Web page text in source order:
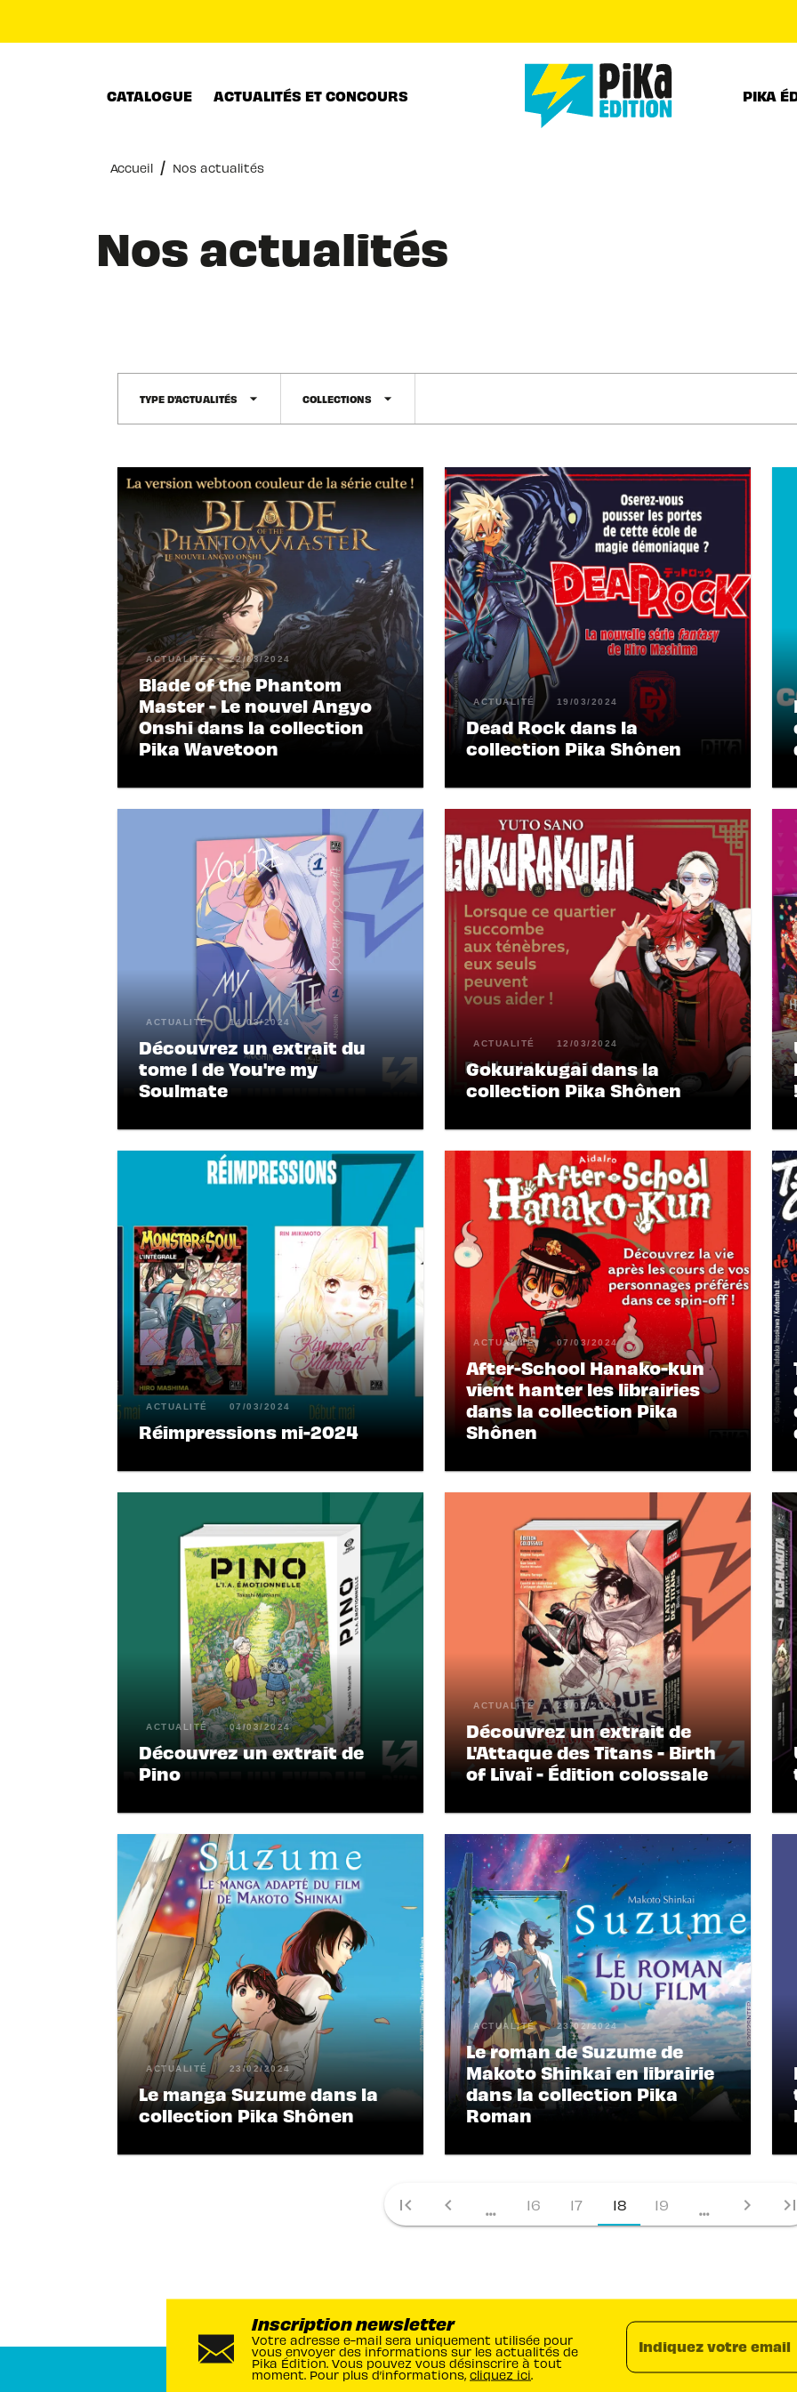
CATALOGUE ACTUALITÉS ET CONCOURS PIKA
Accueil / Nos actualités
Nos actualités
TYPE D'ACTUALITÉS arrow_drop_down COLLECTIONS arrow_drop_down
ACTUALITÉ 22/03/2024
Blade of the Phantom
Master - Le nouvel Angyo
Onshi dans la collection
Pika Wavetoon
ACTUALITÉ 19/03/2024
Dead Rock dans la
collection Pika Shônen
ACTUALITÉ 14/03/2024
Découvrez un extrait du
tome 1 de You're my
Soulmate
ACTUALITÉ 12/03/2024
Gokurakugai dans la
collection Pika Shônen
ACTUALITÉ 07/03/2024
Réimpressions mi-2024
ACTUALITÉ 07/03/2024
After-School Hanako-kun
vient hanter les librairies
dans la collection Pika
Shônen
ACTUALITÉ 04/03/2024
Découvrez un extrait de
Pino
ACTUALITÉ 28/02/2024
Découvrez un extrait de
L'Attaque des Titans - Birth
of Livaï - Édition colossale
ACTUALITÉ 23/02/2024
Le manga Suzume dans la
collection Pika Shônen
ACTUALITÉ 23/02/2024
Le roman de Suzume de
Makoto Shinkai en librairie
dans la collection Pika
Roman
first_page chevron_left ... 16 17 18 19 ... chevron_right last_page
Inscription newsletter
Votre adresse e-mail sera uniquement utilisée pour
vous envoyer des informations sur les actualités de
Pika Édition. Vous pouvez vous désinscrire à tout
moment. Pour plus d’informations, cliquez ici.
Indiquez votre email